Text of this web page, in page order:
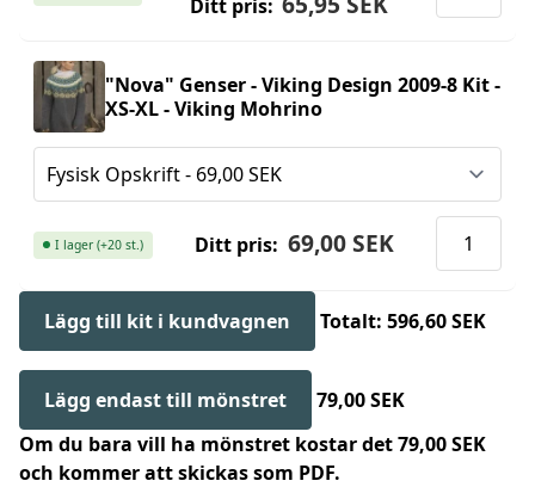
Ditt pris:
"Nova" Genser - Viking Design 2009-8 Kit -
XS-XL - Viking Mohrino
Ditt pris: 69,00 SEK
I lager (+20 st.)
Lägg till kit i kundvagnen Totalt: 596,60 SEK
Lägg endast till mönstret
79,00 SEK
Om du bara vill ha mönstret kostar det 79,00 SEK
och kommer att skickas som PDF.